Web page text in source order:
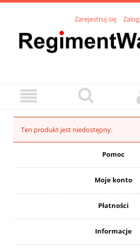
Zarejestruj się
Ten produkt jest niedostępny.
Pomoc
Moje konto
Płatności
Informacje